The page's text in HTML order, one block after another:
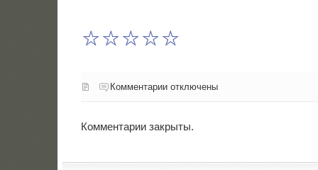
Комментарии отключены
Комментарии закрыты.